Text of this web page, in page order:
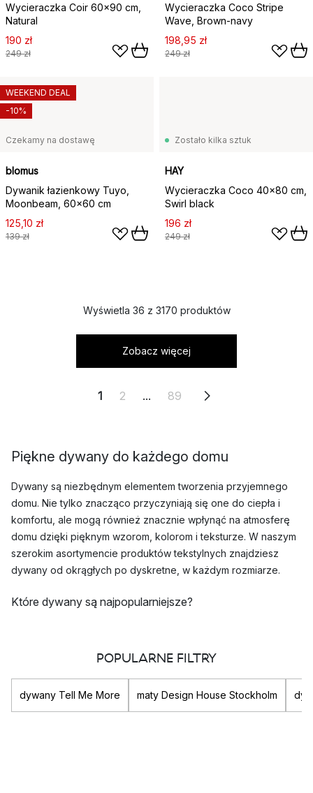
Wycieraczka Coir 60x90 cm,
Natural
190 zł
249 zł
Wycieraczka Coco Stripe
Wave, Brown-navy
198,95 zł
249 zł
Czekamy na dostawę
blomus
Dywanik łazienkowy Tuyo,
Moonbeam, 60x60 cm
125,10 zł
139 zł
WEEKEND DEAL
-10%
Zostało kilka sztuk
HAY
Wycieraczka Coco 40x80 cm,
Swirl black
196 zł
249 zł
Wyświetla 36 z 3170 produktów
Zobacz więcej
1 2 ... 89
Piękne dywany do każdego domu
Dywany są niezbędnym elementem tworzenia przyjemnego
domu. Nie tylko znacząco przyczyniają się one do ciepła i
komfortu, ale mogą również znacznie wpłynąć na atmosferę
domu dzięki pięknym wzorom, kolorom i teksturze. W naszym
szerokim asortymencie produktów tekstylnych znajdziesz
dywany od okrągłych po dyskretne, w każdym rozmiarze.
Które dywany są najpopularniejsze?
wysokiej jakości dywanów. Znajdziesz tu dywany
wyselekcjonowanych marek i projektantów, takich jakHouse
Doctor,OYOY iferm LIVING .
POPULARNE FILTRY
dywany Tell Me More maty Design House Stockholm